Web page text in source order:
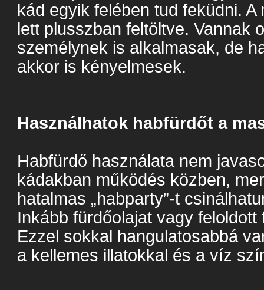
kád egyik felében tud feküdni.
lett plusszban feltöltve. Vannak
személynek is alkalmasak, de
akkor is kényelmesek.
Használhatok habfürdőt a
Habfürdő használata nem
kádakban működés közben,
hatalmas „habparty”-t
Inkább fürdőolajat vagy
Ezzel sokkal hangulatosabbá
a kellemes illatokkal és a víz